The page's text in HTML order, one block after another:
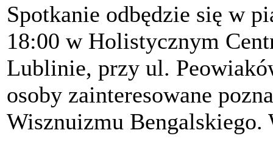
Spotkanie odbędzie się w
18:00 w Holistycznym
Lublinie, przy ul.
osoby zainteresowane
Wisznuizmu